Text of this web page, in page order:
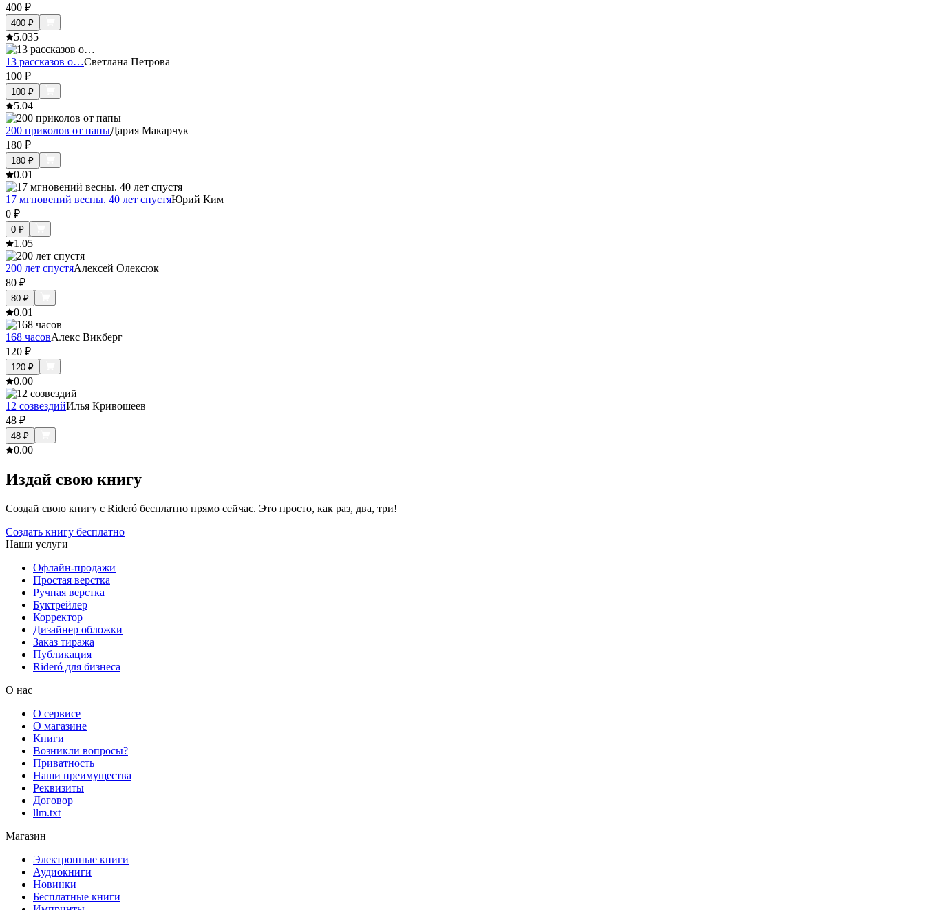
400 ₽
400 ₽
5.035
13 рассказов о…Светлана Петрова
100 ₽
100 ₽
5.04
200 приколов от папыДария Макарчук
180 ₽
180 ₽
0.01
17 мгновений весны. 40 лет спустяЮрий Ким
0 ₽
0 ₽
1.05
200 лет спустяАлексей Олексюк
80 ₽
80 ₽
0.01
168 часовАлекс Викберг
120 ₽
120 ₽
0.00
12 созвездийИлья Кривошеев
48 ₽
48 ₽
0.00
Издай свою книгу
Создай свою книгу с Rideró бесплатно прямо сейчас. Это просто, как раз, два, три!
Создать книгу бесплатно
Наши услуги
Офлайн-продажи
Простая верстка
Ручная верстка
Буктрейлер
Корректор
Дизайнер обложки
Заказ тиража
Публикация
Rideró для бизнеса
О нас
О сервисе
О магазине
Книги
Возникли вопросы?
Приватность
Наши преимущества
Реквизиты
Договор
llm.txt
Магазин
Электронные книги
Аудиокниги
Новинки
Бесплатные книги